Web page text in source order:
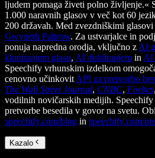
ljudem pomaga živeti polno življenje.«
1.000 naravnih glasov v več kot 60
200 državah. Med zvezdniškimi glasovi
Gwyneth Paltrow. Za ustvarjalce in
ponuja napredna orodja, vključno z AI
kloniranjem glasu, AI dubliranjem in AI
Speechify vrhunskim izdelkom
cenovno učinkovit API za pretvorbo
The Wall Street Journal, CNBC, Forbes,
vodilnih novičarskih medijih.
pretvorbe besedila v govor na svetu.
speechify.com/blog in speechify.com/
Kazalo